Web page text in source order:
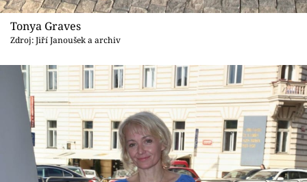
Tonya Graves
Zdroj: Jiří Janoušek a archiv